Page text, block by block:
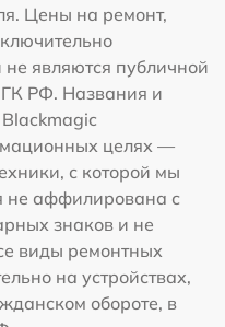
Цены на ремонт,
являются публичной
ГК РФ. Названия и
целях —
с которой мы
не аффилирована с
знаков и не
виды ремонтных
на устройствах,
обороте, в